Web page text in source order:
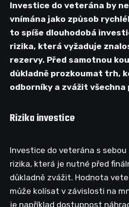
Investice do veterána by
vnímána jako způsob
to spíše dlouhodobá
rizika, která vyžaduje
rezervy. Před samotnou
důkladně prozkoumat trh,
odborníky a zvážit všechna
Rizika investice
Investice do veterána s sebou
rizika, která je nutné před
důkladně zvážit. Hodnota
může kolísat v závislosti na
je například dostupnost